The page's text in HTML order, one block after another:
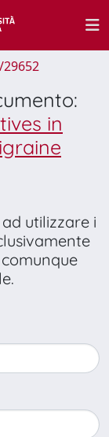
29652
in
utilizzare i